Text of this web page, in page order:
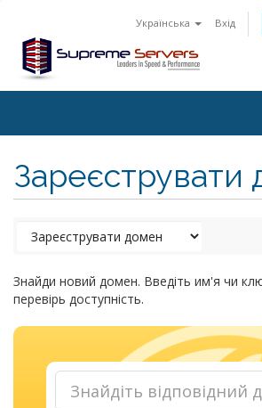
Українська Вхід
Зареєструвати
Знайди новий домен. Введіть им'я чи
перевірь доступність.